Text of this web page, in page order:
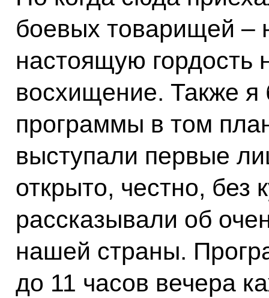
боевых товарищей –
настоящую гордость
восхищение. Также я
программы в том
выступали первые
открыто, честно,
рассказывали об
нашей страны.
до 11 часов вечера